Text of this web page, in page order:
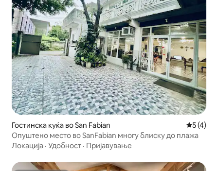
Гостинска куќа во San Fabian
5 (4)
Опуштено место во SanFabian многу блиску до плажа
Локација · Удобност · Пријавување